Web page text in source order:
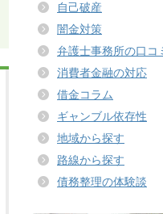
自己破産
闇金対策
弁護士事務所の口コ
消費者金融の対応
借金コラム
ギャンブル依存性
地域から探す
路線から探す
債務整理の体験談